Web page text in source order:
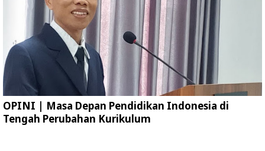
OPINI | Masa Depan Pendidikan Indonesia di
Tengah Perubahan Kurikulum